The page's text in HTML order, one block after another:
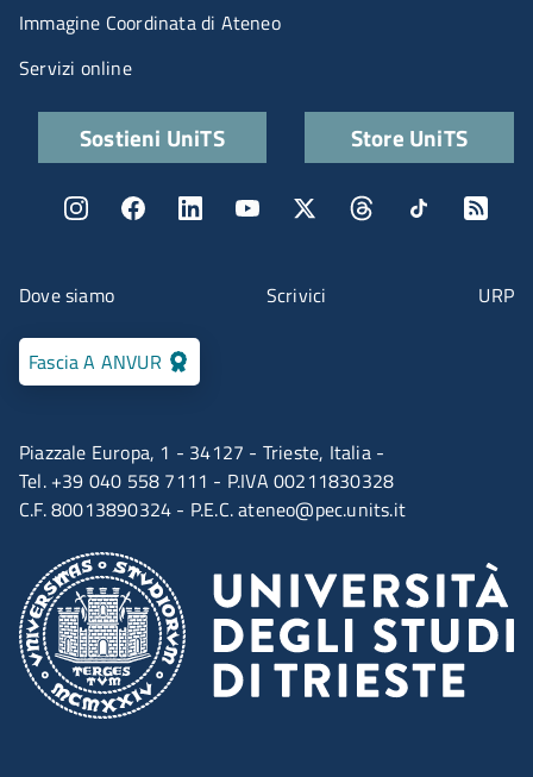
Piazzale Europa, 1 - 34127 - Trieste, Italia -
Tel. +39 040 558 7111 - P.IVA 00211830328
C.F. 80013890324 - P.E.C.ateneo@pec.units.it
Fascia A ANVUR
Menu contatti
Dove siamo Scrivici URP
Immagine Coordinata di Ateneo
Servizi online
Quick links
Sostieni UniTS Store UniTS
Menu social